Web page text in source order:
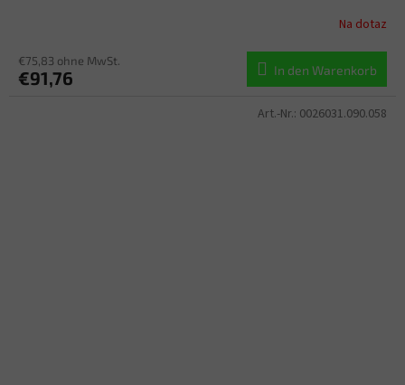
Na dotaz
€75,83 ohne MwSt.
€91,76 In den Warenkorb
Art.-Nr.: 0026031.090.058